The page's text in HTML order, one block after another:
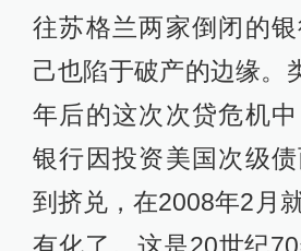
往苏格兰两家倒闭的
己也陷于破产的边缘。
年后的这次次贷危机
银行因投资美国次级
到挤兑，在2008年2月